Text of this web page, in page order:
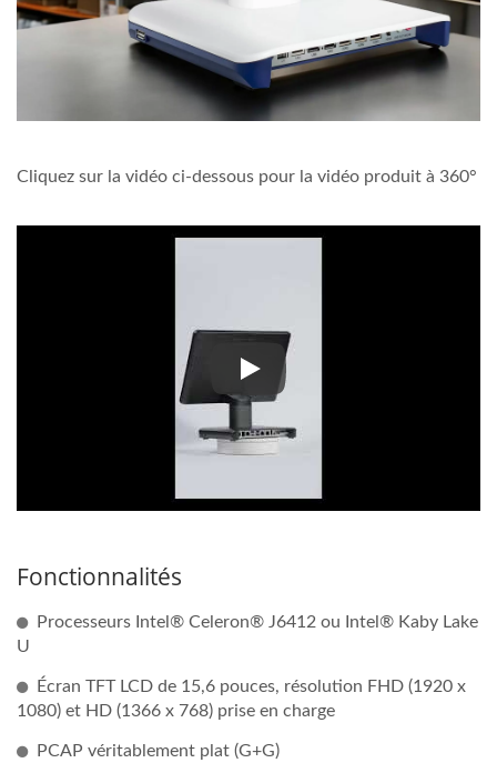
Cliquez sur la vidéo ci-dessous pour la vidéo produit à 360°
Cliquez sur la vidéo ci-dessous
Fonctionnalités
Processeurs Intel® Celeron® J6412 ou Intel® Kaby Lake
U
Écran TFT LCD de 15,6 pouces, résolution FHD (1920 x
1080) et HD (1366 x 768) prise en charge
PCAP véritablement plat (G+G)